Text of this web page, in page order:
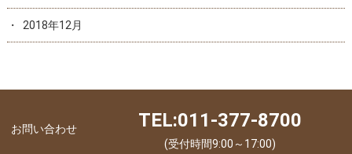
2018年12月
お問い合わせ TEL:011-377-8700
(受付時間9:00～17:00)